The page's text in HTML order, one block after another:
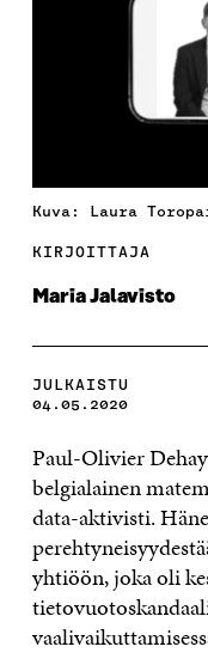
Kuva: Laura
KIRJOITTAJA
Maria Jalavisto
JULKAISTU
04.05.2020
Paul-Olivier
belgialainen
data-aktivisti.
yhtiöön, joka oli